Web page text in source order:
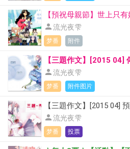
【預祝母親節】世上只
流光夜雫
梦番 附件
【三題作文】[2015 04]
流光夜雫
梦番 附件图片
【三題作文】[2015 04]
流光夜雫
梦番 投票